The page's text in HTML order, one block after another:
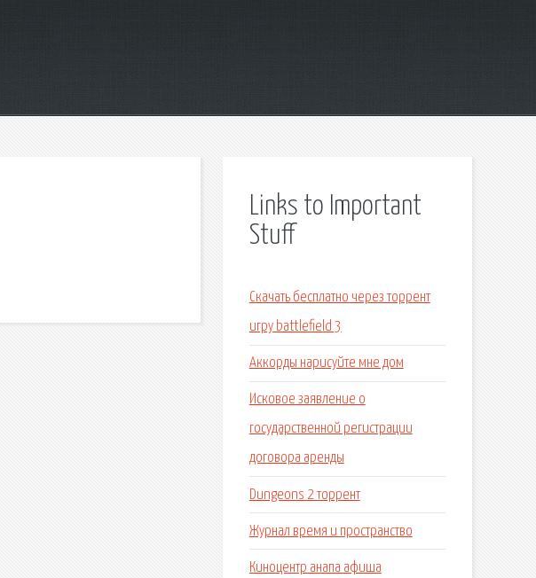
Links to Important
Stuff
Скачать бесплатно через торрент
игру battlefield 3
Аккорды нарисуйте мне дом
Исковое заявление о
государственной регистрации
договора аренды
Dungeons 2 торрент
Журнал время и пространство
Киноцентр анапа афиша